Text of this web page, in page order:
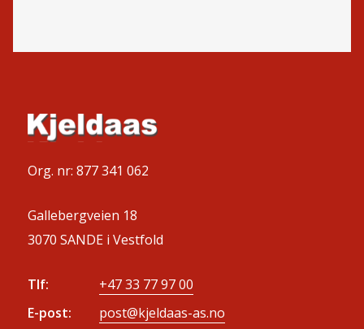
Org. nr: 877 341 062
Gallebergveien 18
3070 SANDE i Vestfold
Tlf:
+47 33 77 97 00
E-post:
post@kjeldaas-as.no